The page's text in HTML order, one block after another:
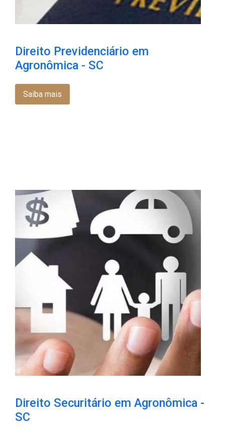
Direito Previdenciário em
Agronômica - SC
Saiba mais
Direito Securitário em Agronômica -
SC